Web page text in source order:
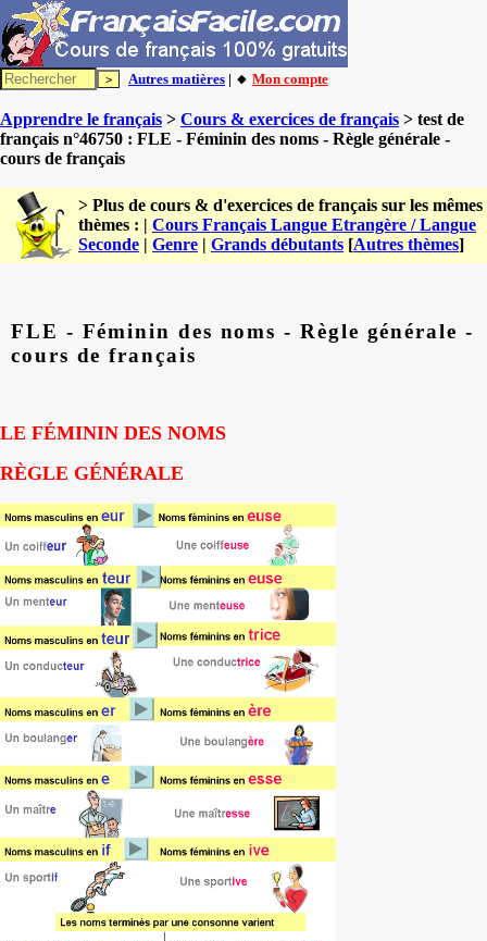
Autres matières | 🔸 Mon compte
Apprendre le français > Cours & exercices de français > test de
français n°46750 : FLE - Féminin des noms - Règle générale -
cours de français
> Plus de cours & d'exercices de français sur les mêmes
thèmes : | Cours Français Langue Etrangère / Langue
Seconde | Genre | Grands débutants [Autres thèmes]
FLE - Féminin des noms - Règle générale -
cours de français
LE FÉMININ DES NOMS
RÈGLE GÉNÉRALE